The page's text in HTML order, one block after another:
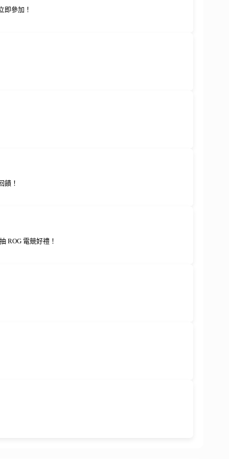
即參加！
饋！
ROG 電競好禮！